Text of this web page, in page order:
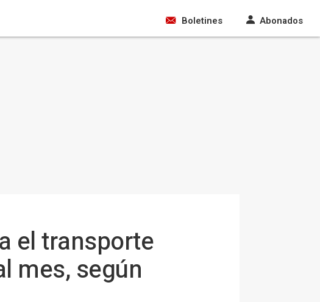
Boletines Abonados
el transporte
mes, según